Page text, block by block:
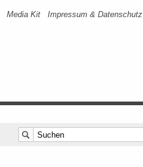
Media Kit Impressum & Datenschutz